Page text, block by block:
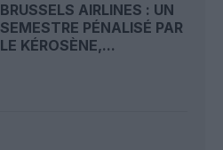
BRUSSELS AIRLINES : UN
SEMESTRE PÉNALISÉ PAR
LE KÉROSÈNE,...